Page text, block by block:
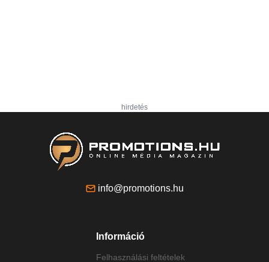
hirdetés
info@promotions.hu
Információ
Felhasználási feltételek